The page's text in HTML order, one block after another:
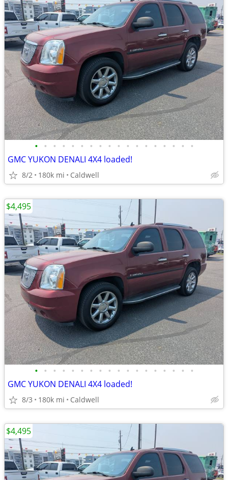
• • • • • • • • • • • • • • • • • •
GMC YUKON DENALI 4X4 loaded!
8/2 180k mi Caldwell
• • • • • • • • • • • • • • • • • •
GMC YUKON DENALI 4X4 loaded!
8/3 180k mi Caldwell
$4,495
$4,495